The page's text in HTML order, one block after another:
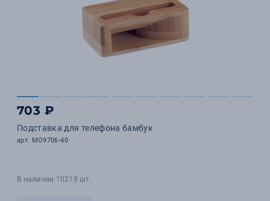
703 ₽
Подставка для телефона бамбук
арт. MO9706-40
В наличии 10219 шт.